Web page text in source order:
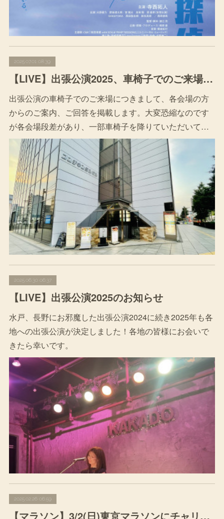
2025.07.01 08:39
【LIVE】出張公演2025、車椅子でのご来場につきまして
出張公演の車椅子でのご来場につきまして、各会場の方
からのご案内、ご回答を掲載します。大変恐縮なのです
が各会場段差があり、一部車椅子を降りていただいて…
2025.06.30 06:37
【LIVE】出張公演2025のお知らせ
水戸、長野にお邪魔した出張公演2024に続き2025年も各
地への出張公演が決定しました！各地の皆様にお会いで
きたら幸いです。
2025.02.26 06:59
【マラソン】3/2(日)東京マラソンにチャリティランナーとして出走します